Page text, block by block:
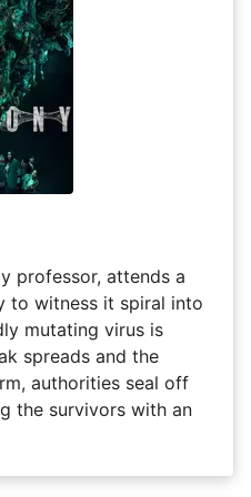
professor, attends a
to witness it spiral into
mutating virus is
spreads and the
authorities seal off
the survivors with an